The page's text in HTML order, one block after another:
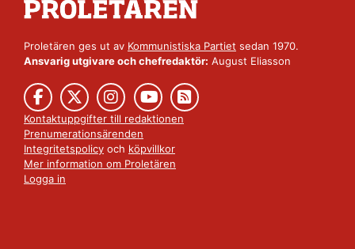
Proletären ges ut av Kommunistiska Partiet sedan 1970.
Ansvarig utgivare och chefredaktör: August Eliasson
Kontaktuppgifter till redaktionen
Prenumerationsärenden
Integritetspolicy och köpvillkor
Mer information om Proletären
Logga in